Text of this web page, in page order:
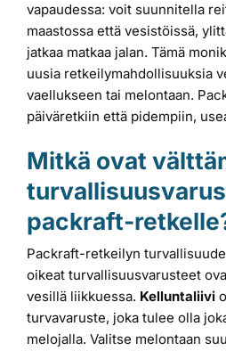
vapaudessa: voit suunnitella
maastossa että vesistöissä,
jatkaa matkaa jalan. Tämä
uusia retkeilymahdollisuuksia
vaellukseen tai melontaan.
päiväretkiin että pidempiin,
Mitkä ovat
packraft-
Packraft-retkeilyn
oikeat turvallisuusvarusteet
vesillä liikkuessa. Kelluntaliivi
turvavaruste, joka tulee olla
melojalla. Valitse melontaan